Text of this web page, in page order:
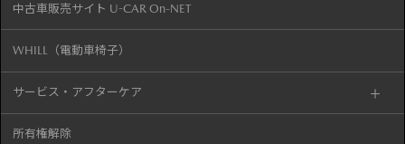
中古車販売サイト U-CAR On-NET
WHILL（電動車椅子）
サービス・アフターケア
所有権解除